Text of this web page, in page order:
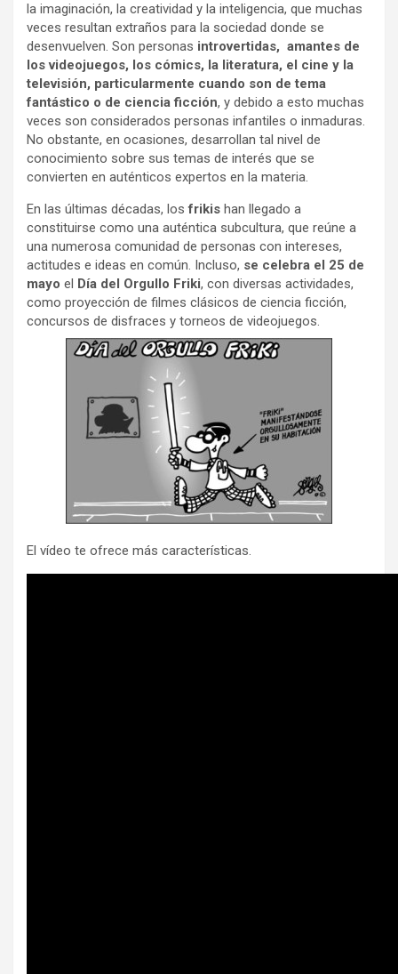
la imaginación, la creatividad y la inteligencia, que muchas
veces resultan extraños para la sociedad donde se
desenvuelven. Son personas introvertidas, amantes de
los videojuegos, los cómics, la literatura, el cine y la
televisión, particularmente cuando son de tema
fantástico o de ciencia ficción, y debido a esto muchas
veces son considerados personas infantiles o inmaduras.
No obstante, en ocasiones, desarrollan tal nivel de
conocimiento sobre sus temas de interés que se
convierten en auténticos expertos en la materia.
En las últimas décadas, losfrikis han llegado a
constituirse como una auténtica subcultura, que reúne a
una numerosa comunidad de personas con intereses,
actitudes e ideas en común. Incluso, se celebra el 25 de
mayo el Día del Orgullo Friki, con diversas actividades,
como proyección de filmes clásicos de ciencia ficción,
concursos de disfraces y torneos de videojuegos.
El vídeo te ofrece más características.